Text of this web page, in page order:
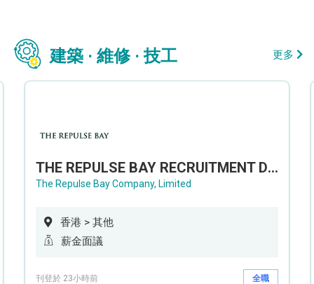
建築 · 維修 · 技工 更多
THE REPULSE BAY RECRUITMENT DAY 淺水灣影灣園人才招聘會
The Repulse Bay Company, Limited
香港 > 其他
薪金面議
刊登於 23小時前 全職